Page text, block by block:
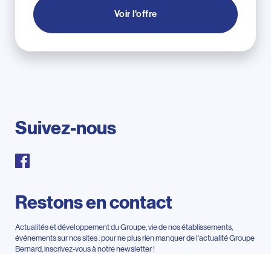
Voir l'offre
Suivez-nous
Restons en contact
Actualités et développement du Groupe, vie de nos établissements,
événements sur nos sites : pour ne plus rien manquer de l'actualité Groupe
Bernard, inscrivez-vous à notre newsletter !